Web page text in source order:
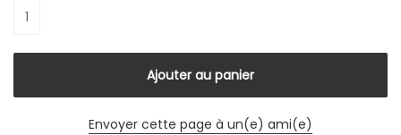
Envoyer cette page à un(e) ami(e)